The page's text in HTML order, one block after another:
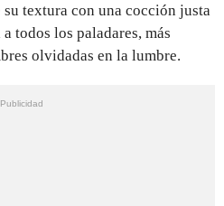
su textura con una cocción justa
todos los paladares, más
olvidadas en la lumbre.